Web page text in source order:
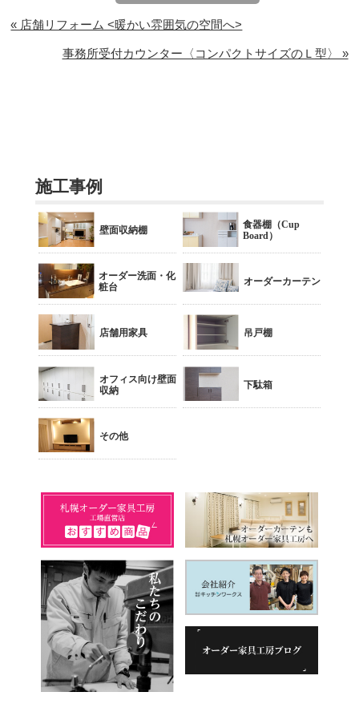
« 店舗リフォーム <暖かい雰囲気の空間へ>
事務所受付カウンター〈コンパクトサイズのＬ型〉 »
施工事例
壁面収納棚
食器棚（Cup
Board）
オーダー洗面・化
粧台
オーダーカーテン
店舗用家具 吊戸棚
オフィス向け壁面
収納
下駄箱
その他